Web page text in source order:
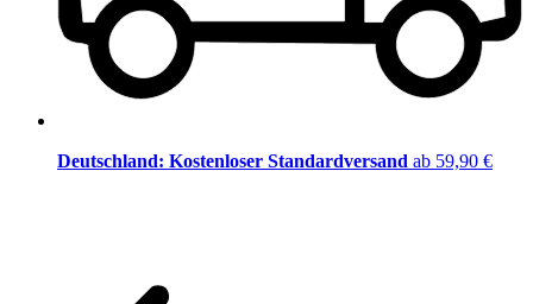
Deutschland: Kostenloser Standardversand ab 59,90 €